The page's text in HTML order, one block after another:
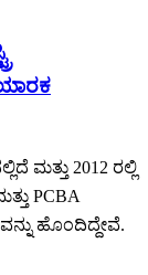
2012 ರಲ್ಲಿ
PCBA
ಹೊಂದಿದ್ದೇವೆ.